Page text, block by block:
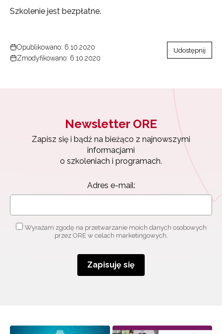
Szkolenie jest bezpłatne.
Opublikowano: 6.10.2020
Zmodyfikowano: 6.10.2020
Udostępnij
Newsletter ORE
Zapisz się i bądź na bieżąco z najnowszymi
informacjami
o szkoleniach i programach.
Adres e-mail:
Wyrażam zgodę na przetwarzanie moich danych osobowych
przez ORE w celach marketingowych.
Zapisuję się